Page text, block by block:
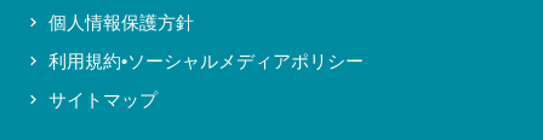
個人情報保護方針
利用規約•ソーシャルメディアポリシー
サイトマップ